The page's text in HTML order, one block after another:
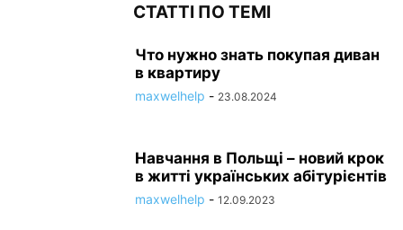
СТАТТІ ПО ТЕМІ
Что нужно знать покупая диван
в квартиру
maxwelhelp - 23.08.2024
Навчання в Польщі – новий крок
в житті українських абітурієнтів
maxwelhelp - 12.09.2023